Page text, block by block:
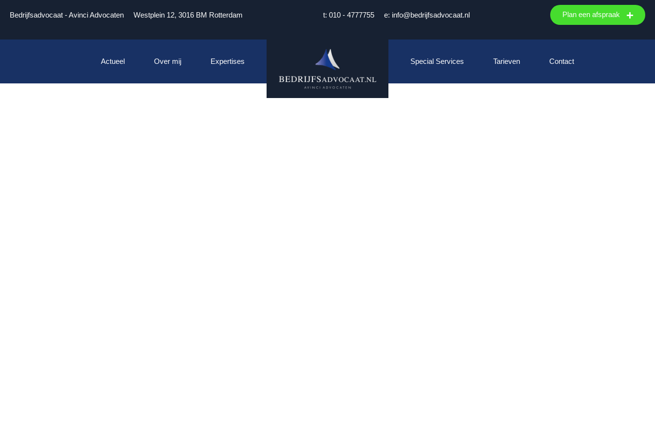
Bedrijfsadvocaat - Avinci Advocaten Westplein 12, 3016 BM Rotterdam t: 010 - 4777755 e: info@bedrijfsadvocaat.nl Plan een afspraak
Actueel Over mij Expertises Special Services Tarieven Contact